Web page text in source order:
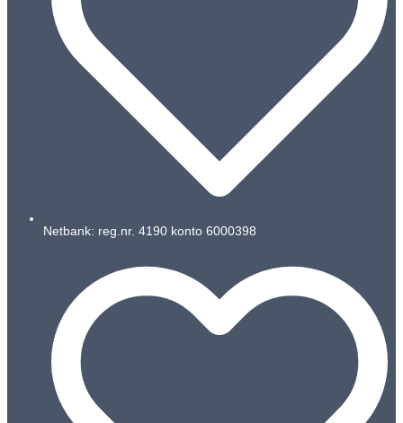
Netbank: reg.nr. 4190 konto 6000398